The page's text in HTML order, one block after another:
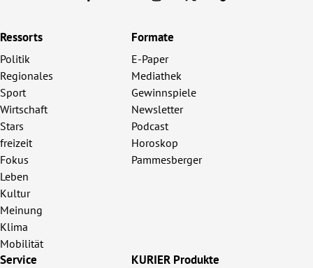
Ressorts
Politik
Regionales
Sport
Wirtschaft
Stars
freizeit
Fokus
Leben
Kultur
Meinung
Klima
Mobilität
Formate
E-Paper
Mediathek
Gewinnspiele
Newsletter
Podcast
Horoskop
Pammesberger
Service KURIER Produkte